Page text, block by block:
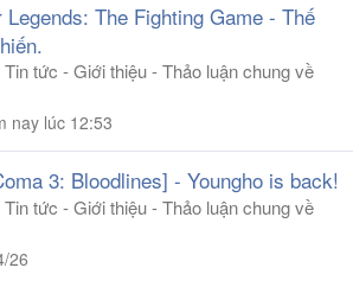
Legends: The Fighting Game - Thế
Tin tức - Giới thiệu - Thảo luận chung về
nay lúc 12:53
3: Bloodlines] - Youngho is back!
Tin tức - Giới thiệu - Thảo luận chung về
26